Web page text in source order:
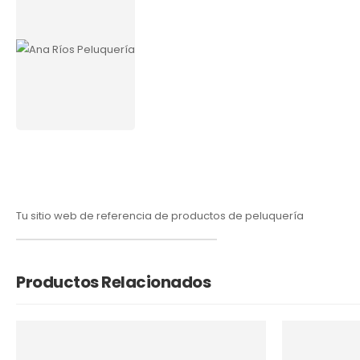
Tu sitio web de referencia de productos de peluquería
Productos Relacionados